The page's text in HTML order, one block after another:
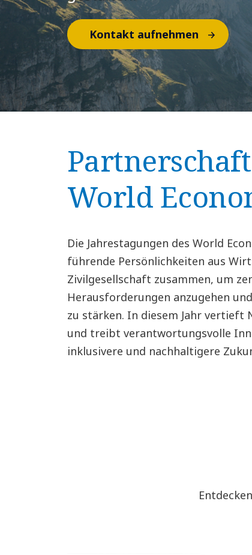
Kontakt aufnehmen
World
Die Jahrestagungen des World
führende Persönlichkeiten aus
Zivilgesellschaft zusammen, um
Herausforderungen anzugehen
zu stärken. In diesem Jahr vertieft
und treibt verantwortungsvolle
inklusivere und nachhaltigere